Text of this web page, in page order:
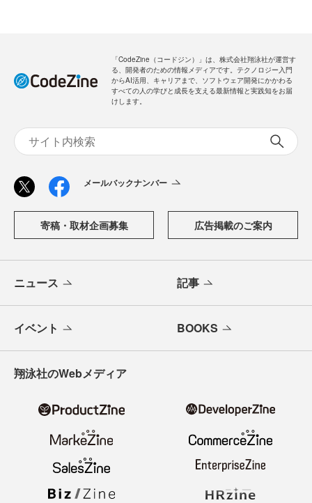
「CodeZine（コードジン）」は、株式会社翔泳社が運営す
る、開発者のための情報メディアです。テクノロジー入門
からAI活用、キャリアまで、ソフトウェア開発にかかわる
すべての人の学びと成長を支える最新情報と実践知をお届
けします。
メールバックナンバー
寄稿・取材企画募集 広告掲載のご案内
ニュース 記事
イベント BOOKS
翔泳社のWebメディア